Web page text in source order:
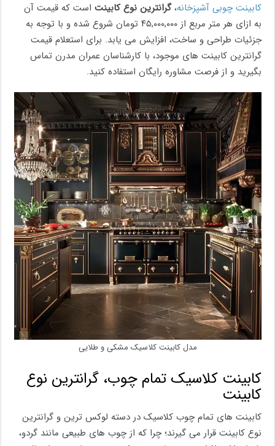
کابینت چوبی آشپزخانه،گرانترین نوع کابینت است که قیمت آن
به ازای هر متر مربع از ۴۵,۰۰۰,۰۰۰ تومان شروع شده و با توجه به
جزئیات طراحی و ساخت، افزایش می یابد. برای استعلام قیمت
گرانترین کابینت های موجود، با کارشناسان عمران مدرن تماس
بگیرید و از فرصت مشاوره رایگان استفاده کنید.
مدل کابینت کلاسیک مشکی و طلایی
کابینت کلاسیک تمام چوب، گرانترین نوع
کابینت
کابینت های تمام چوب کلاسیک در دسته لوکس ترین و گرانترین
نوع کابینت قرار می گیرند؛ چرا که از چوب های طبیعی مانند گردو،